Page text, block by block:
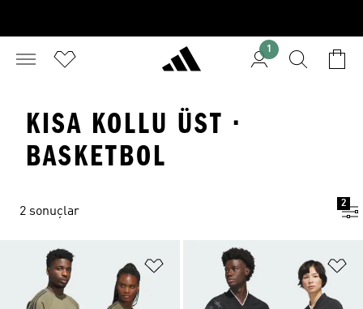
1
KISA KOLLU ÜST ·
BASKETBOL
2 sonuçlar
2
Favori Listesine Ekle